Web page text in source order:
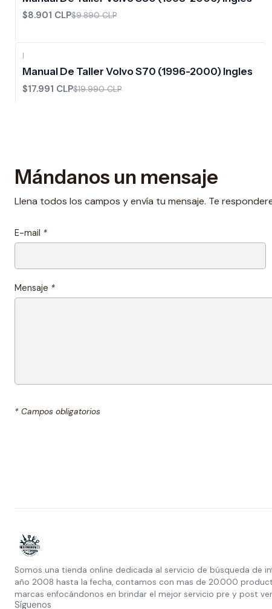
$8.901 CLP$9.890 CLP
|
Manual De Taller Volvo S70 (1996-2000) Ingles
$17.991 CLP$19.990 CLP
Mándanos un mensaje
Llena todos los campos y envía tu mensaje. Te
E-mail *
Mensaje *
* Campos obligatorios
Somos una tienda online dedicada al servicio de búsqueda de
año 2008 hasta la fecha, contamos con mas de 20.000
marcas enfocándonos en brindar el mejor servicio pre y post
Síguenos